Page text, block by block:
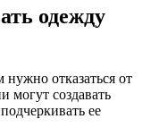
одежду
нужно отказаться от
могут создавать
ее